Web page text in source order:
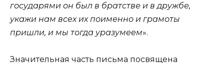
государями он был в братстве и в дружбе,
укажи нам всех их поименно и грамоты
пришли, и мы тогда уразумеем».
Значительная часть письма посвящена